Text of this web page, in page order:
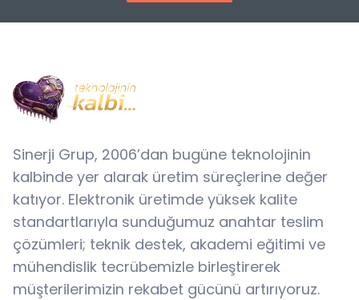
Sinerji Grup, 2006’dan bugüne teknolojinin
kalbinde yer alarak üretim süreçlerine değer
katıyor. Elektronik üretimde yüksek kalite
standartlarıyla sunduğumuz anahtar teslim
çözümleri; teknik destek, akademi eğitimi ve
mühendislik tecrübemizle birleştirerek
müşterilerimizin rekabet gücünü artırıyoruz.